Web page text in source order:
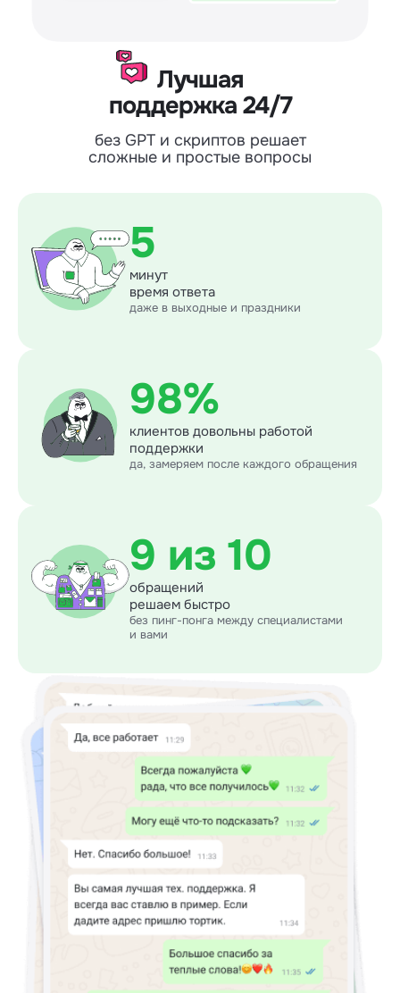
Лучшая
поддержка 24/7
без GPT и скриптов решает
сложные и простые вопросы
5
минут
время ответа
даже в выходные и праздники
98%
клиентов довольны работой
поддержки
да, замеряем после каждого обращения
9 из 10
обращений
решаем быстро
без пинг-понга между специалистами
и вами